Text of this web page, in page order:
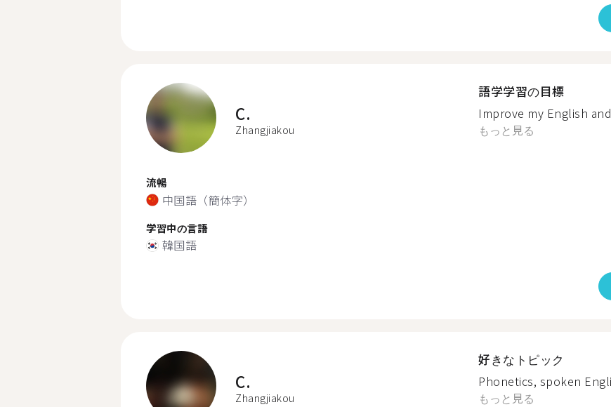
C.
Zhangjiakou
流暢
中国語（簡体字）
学習中の言語
韓国語
語学学習の目標
Improve my English
もっと見る
C.
Zhangjiakou
好きなトピック
Phonetics, spoken
もっと見る